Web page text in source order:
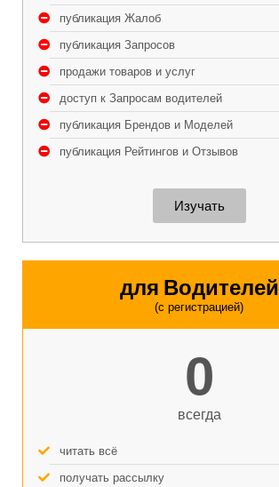
публикация Жалоб
публикация Запросов
продажи товаров и услуг
доступ к Запросам водителей
публикация Брендов и Моделей
публикация Рейтингов и Отзывов
Изучать
для Водителей
(с регистрацией)
0
всегда
читать всё
получать рассылку